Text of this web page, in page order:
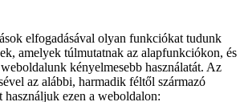
elfogadásával olyan funkciókat tudunk
amelyek túlmutatnak az alapfunkciókon, és
kényelmesebb használatát. Az
az alábbi, harmadik féltől származó
használjuk ezen a weboldalon: